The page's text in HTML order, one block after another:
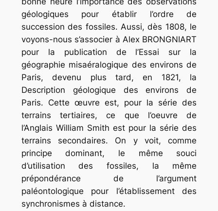
géologiques pour établir l’ordre de
succession des fossiles. Aussi, dès 1808, le
voyons-nous s’associer à Alex BRONGNIART
pour la publication de l’Essai sur la
géographie misaéralogique des environs de
Paris, devenu plus tard, en 1821, la
Description géologique des environs de
Paris. Cette œuvre est, pour la série des
terrains tertiaires, ce que l’oeuvre de
l’Anglais William Smith est pour la série des
terrains secondaires. On y voit, comme
principe dominant, le même souci
d’utilisation des fossiles, la même
prépondérance de l’argument
paléontologique pour l’établissement des
synchronismes à distance.